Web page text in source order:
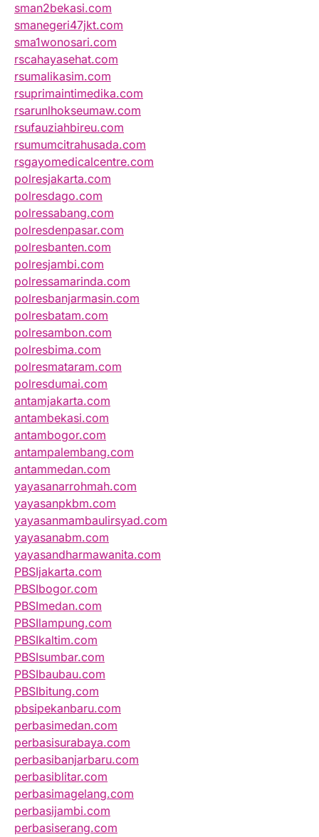
sman2bekasi.com
smanegeri47jkt.com
sma1wonosari.com
rscahayasehat.com
rsumalikasim.com
rsuprimaintimedika.com
rsarunlhokseumaw.com
rsufauziahbireu.com
rsumumcitrahusada.com
rsgayomedicalcentre.com
polresjakarta.com
polresdago.com
polressabang.com
polresdenpasar.com
polresbanten.com
polresjambi.com
polressamarinda.com
polresbanjarmasin.com
polresbatam.com
polresambon.com
polresbima.com
polresmataram.com
polresdumai.com
antamjakarta.com
antambekasi.com
antambogor.com
antampalembang.com
antammedan.com
yayasanarrohmah.com
yayasanpkbm.com
yayasanmambaulirsyad.com
yayasanabm.com
yayasandharmawanita.com
PBSIjakarta.com
PBSIbogor.com
PBSImedan.com
PBSIlampung.com
PBSIkaltim.com
PBSIsumbar.com
PBSIbaubau.com
PBSIbitung.com
pbsipekanbaru.com
perbasimedan.com
perbasisurabaya.com
perbasibanjarbaru.com
perbasiblitar.com
perbasimagelang.com
perbasijambi.com
perbasiserang.com